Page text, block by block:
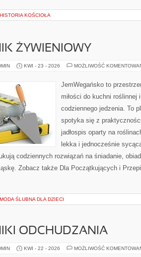
HISTORIA KOŚCIOŁA
ŻYWIENIOWY
KWI - 23 - 2026 MOŻLIWOŚĆ
JemWegańsko to
miłości do kuchni roślinnej
codziennego jedzenia. To
spotyka się z
jadłospis oparty na
lekka i jednocześnie
codziennych rozwiązań na śniadanie,
Zobacz także Dla Początkujących i
MODA ŚLUBNA DLA DZIECI
ODCHUDZANIA
KWI - 22 - 2026 MOŻLIWOŚĆ